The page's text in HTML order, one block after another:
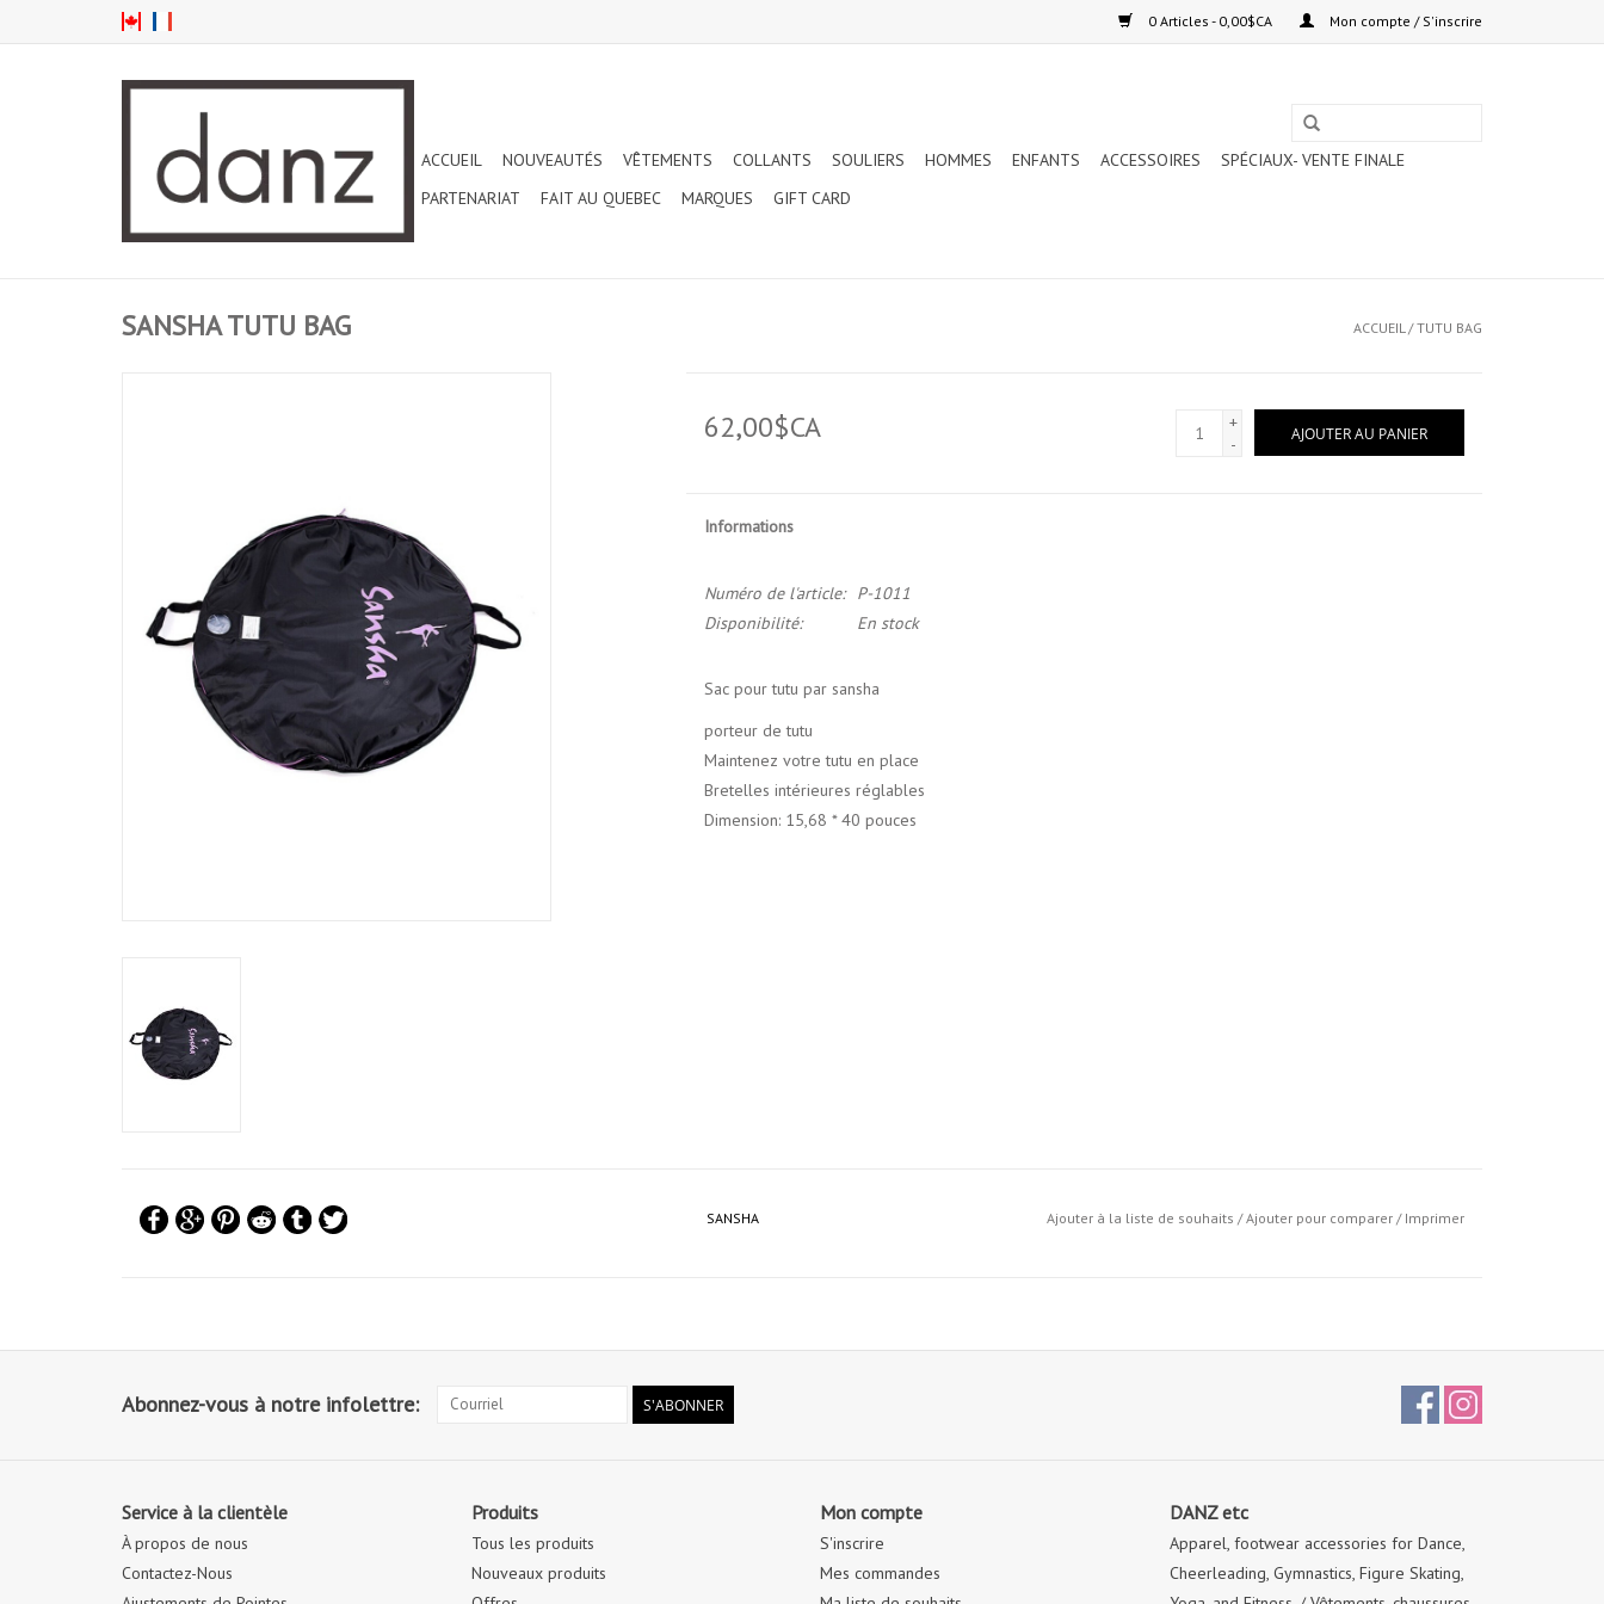
0 Articles - 0,00$CA Mon compte / S'inscrire
ACCUEIL NOUVEAUTÉS VÊTEMENTS COLLANTS SOULIERS HOMMES ENFANTS ACCESSOIRES
SPÉCIAUX- VENTE FINALE
PARTENARIAT
FAIT AU QUEBEC MARQUES GIFT CARD
SANSHA TUTU BAG ACCUEIL/TUTU BAG
62,00$CA
+
-
AJOUTER AU PANIER
Informations
Numéro de l'article:
P-1011
Disponibilité:
En stock
Sac pour tutu par sansha
porteur de tutu
Maintenez votre tutu en place
Bretelles intérieures réglables
Dimension: 15,68 * 40 pouces
SANSHA Ajouter à la liste de souhaits /Ajouter pour comparer / Imprimer
Abonnez-vous à notre infolettre: S'ABONNER
Service à la clientèle
À propos de nous
Contactez-Nous
Produits
Tous les produits
Nouveaux produits
Mon compte
S'inscrire
Mes commandes
DANZ etc
Apparel, footwear accessories for Dance,
Cheerleading, Gymnastics, Figure Skating,